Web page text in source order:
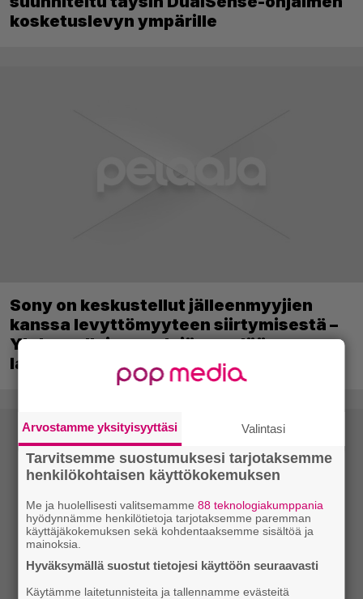
kosketuslevyn ympärille
Sony on keskustellut jälleenmyyjien
kanssa levyttömyyteen siirtymisestä –
Yhdysvalloissa pelejä myydään
latauskoodin sisältävissä koteloissa
Arvostamme yksityisyyttäsi Valintasi
Tarvitsemme suostumuksesi tarjotaksemme
henkilökohtaisen käyttökokemuksen
Me ja huolellisesti valitsemamme88 teknologiakumppania
hyödynnämme henkilötietoja tarjotaksemme paremman
käyttäjäkokemuksen sekä kohdentaaksemme sisältöä ja
mainoksia.
Hyväksymällä suostut tietojesi käyttöön seuraavasti
Käytämme laitetunnisteita ja tallennamme evästeitä